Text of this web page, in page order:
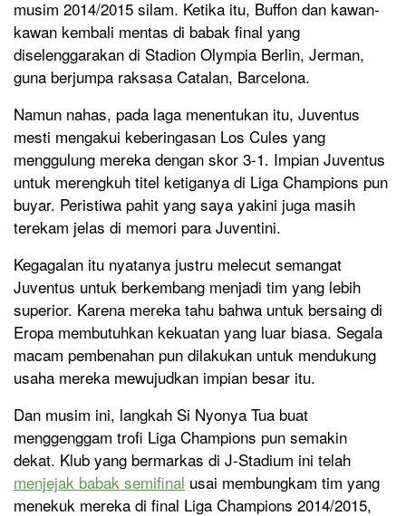
musim 2014/2015 silam. Ketika itu, Buffon dan kawan-
kawan kembali mentas di babak final yang
diselenggarakan di Stadion Olympia Berlin, Jerman,
guna berjumpa raksasa Catalan, Barcelona.
Namun nahas, pada laga menentukan itu, Juventus
mesti mengakui keberingasan Los Cules yang
menggulung mereka dengan skor 3-1. Impian Juventus
untuk merengkuh titel ketiganya di Liga Champions pun
buyar. Peristiwa pahit yang saya yakini juga masih
terekam jelas di memori para Juventini.
Kegagalan itu nyatanya justru melecut semangat
Juventus untuk berkembang menjadi tim yang lebih
superior. Karena mereka tahu bahwa untuk bersaing di
Eropa membutuhkan kekuatan yang luar biasa. Segala
macam pembenahan pun dilakukan untuk mendukung
usaha mereka mewujudkan impian besar itu.
Dan musim ini, langkah Si Nyonya Tua buat
menggenggam trofi Liga Champions pun semakin
dekat. Klub yang bermarkas di J-Stadium ini telah
menjejak babak semifinal usai membungkam tim yang
menekuk mereka di final Liga Champions 2014/2015,